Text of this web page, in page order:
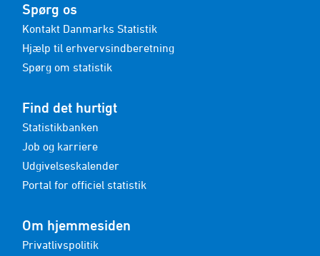
Spørg os
Kontakt Danmarks Statistik
Hjælp til erhvervsindberetning
Spørg om statistik
Find det hurtigt
Statistikbanken
Job og karriere
Udgivelseskalender
Portal for officiel statistik
Om hjemmesiden
Privatlivspolitik